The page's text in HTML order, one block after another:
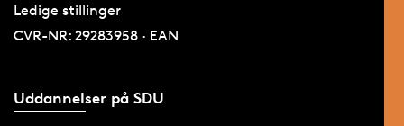
Ledige stillinger
CVR-NR: 29283958 · EAN
Uddannelser på SDU